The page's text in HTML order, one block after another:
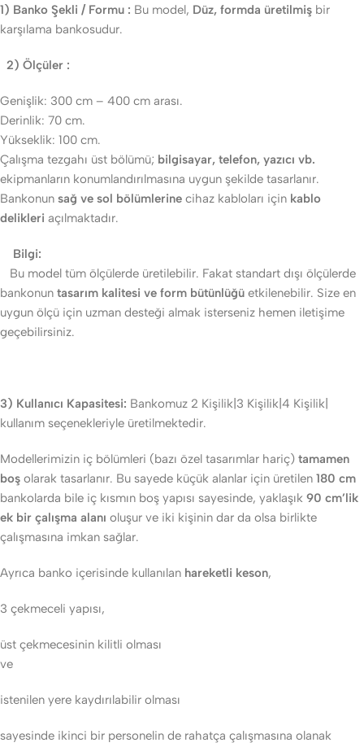
1) Banko Şekli / Formu : Bu model, Düz, formda üretilmiş bir
karşılama bankosudur.
2) Ölçüler :
Genişlik: 300 cm – 400 cm arası.
Derinlik: 70 cm.
Yükseklik: 100 cm.
Çalışma tezgahı üst bölümü; bilgisayar, telefon, yazıcı vb.
ekipmanların konumlandırılmasına uygun şekilde tasarlanır.
Bankonun sağ ve sol bölümlerine cihaz kabloları için kablo
delikleri açılmaktadır.
Bilgi:
Bu model tüm ölçülerde üretilebilir. Fakat standart dışı ölçülerde
bankonun tasarım kalitesi ve form bütünlüğü etkilenebilir. Size en
uygun ölçü için uzman desteği almak isterseniz hemen iletişime
geçebilirsiniz.
3) Kullanıcı Kapasitesi: Bankomuz 2 Kişilik|3 Kişilik|4 Kişilik|
kullanım seçenekleriyle üretilmektedir.
Modellerimizin iç bölümleri (bazı özel tasarımlar hariç) tamamen
boş olarak tasarlanır. Bu sayede küçük alanlar için üretilen 180 cm
bankolarda bile iç kısmın boş yapısı sayesinde, yaklaşık 90 cm’lik
ek bir çalışma alanı oluşur ve iki kişinin dar da olsa birlikte
çalışmasına imkan sağlar.
Ayrıca banko içerisinde kullanılan hareketli keson,
3 çekmeceli yapısı,
üst çekmecesinin kilitli olması
ve
istenilen yere kaydırılabilir olması
sayesinde ikinci bir personelin de rahatça çalışmasına olanak